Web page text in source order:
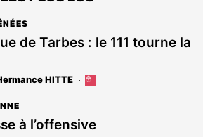
de Tarbes : le 111 tourne la
HITTE
Cet
réservé
à l’offensive